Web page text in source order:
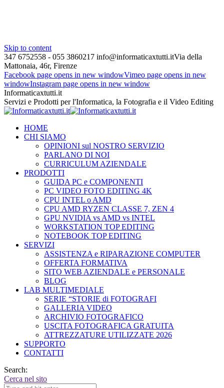
Skip to content
347 6752558 - 055 3860217 info@informaticaxtutti.itVia della
Mattonaia, 46r, Firenze
Facebook page opens in new windowVimeo page opens in new
windowInstagram page opens in new window
Informaticaxtutti.it
Servizi e Prodotti per l'Informatica, la Fotografia e il Video Editing
HOME
CHI SIAMO
OPINIONI sul NOSTRO SERVIZIO
PARLANO DI NOI
CURRICULUM AZIENDALE
PRODOTTI
GUIDA PC e COMPONENTI
PC VIDEO FOTO EDITING 4K
CPU INTEL o AMD
CPU AMD RYZEN CLASSE 7, ZEN 4
GPU NVIDIA vs AMD vs INTEL
WORKSTATION TOP EDITING
NOTEBOOK TOP EDITING
SERVIZI
ASSISTENZA e RIPARAZIONE COMPUTER
OFFERTA FORMATIVA
SITO WEB AZIENDALE e PERSONALE
BLOG
LAB MULTIMEDIALE
SERIE “STORIE di FOTOGRAFI
GALLERIA VIDEO
ARCHIVIO FOTOGRAFICO
USCITA FOTOGRAFICA GRATUITA
ATTREZZATURE UTILIZZATE 2026
SUPPORTO
CONTATTI
Search:
Cerca nel sito